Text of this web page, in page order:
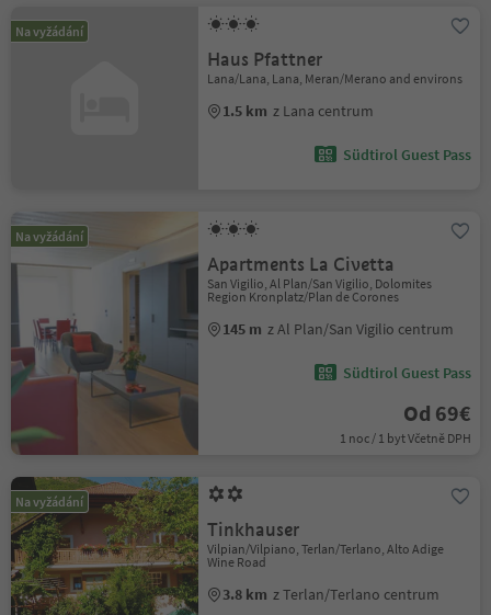
Na vyžádání
Haus Pfattner
Lana/Lana, Lana, Meran/Merano and environs
1.5 km z Lana centrum
Südtirol Guest Pass
Na vyžádání
Apartments La Civetta
San Vigilio, Al Plan/San Vigilio, Dolomites
Region Kronplatz/Plan de Corones
145 m z Al Plan/San Vigilio centrum
Südtirol Guest Pass
Od 69€
1 noc / 1 byt Včetně DPH
Na vyžádání
Tinkhauser
Vilpian/Vilpiano, Terlan/Terlano, Alto Adige
Wine Road
3.8 km z Terlan/Terlano centrum